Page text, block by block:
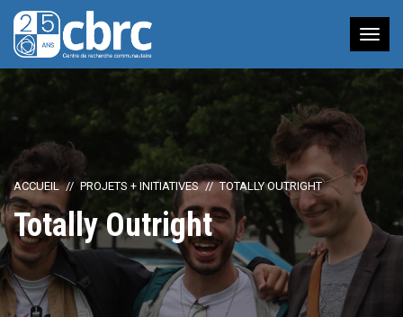
à
ACCUEIL PROJETS + INITIATIVES TOTALLY OUTRIGHT
Totally Outright